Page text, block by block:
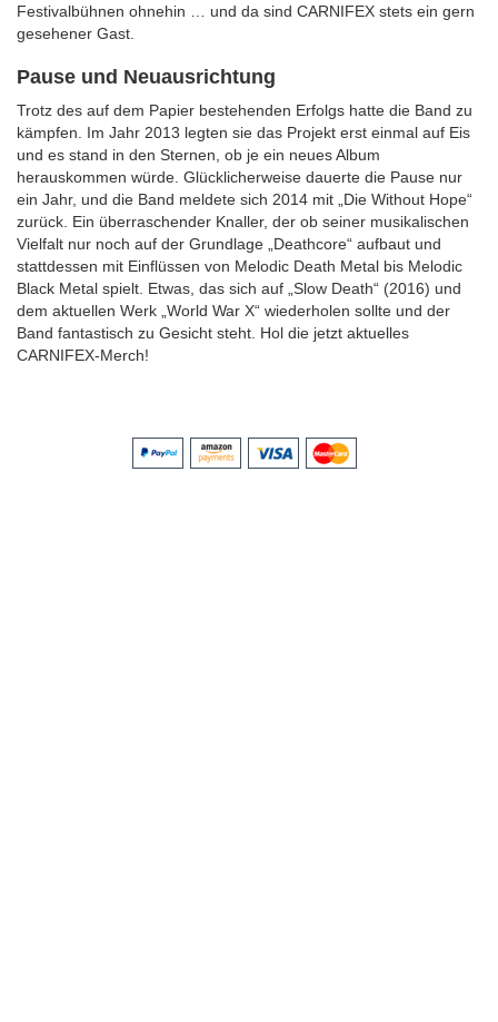
Festivalbühnen ohnehin … und da sind CARNIFEX stets ein gern
gesehener Gast.
Pause und Neuausrichtung
Trotz des auf dem Papier bestehenden Erfolgs hatte die Band zu
kämpfen. Im Jahr 2013 legten sie das Projekt erst einmal auf Eis
und es stand in den Sternen, ob je ein neues Album
herauskommen würde. Glücklicherweise dauerte die Pause nur
ein Jahr, und die Band meldete sich 2014 mit „Die Without Hope“
zurück. Ein überraschender Knaller, der ob seiner musikalischen
Vielfalt nur noch auf der Grundlage „Deathcore“ aufbaut und
stattdessen mit Einflüssen von Melodic Death Metal bis Melodic
Black Metal spielt. Etwas, das sich auf „Slow Death“ (2016) und
dem aktuellen Werk „World War X“ wiederholen sollte und der
Band fantastisch zu Gesicht steht. Hol die jetzt aktuelles
CARNIFEX-Merch!